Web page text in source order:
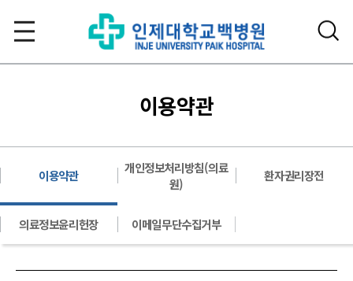
이용약관
이용약관
개인정보처리방침(의료
원)
환자권리장전
의료정보윤리헌장 이메일무단수집거부